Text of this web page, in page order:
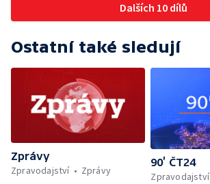
Dalších 10 dílů
Ostatní také sledují
Zprávy
Zpravodajství
Zprávy
90’ ČT24
Zpravodajství